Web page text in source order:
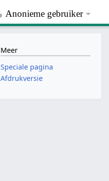
Anonieme gebruiker
Meer
Speciale pagina
Afdrukversie